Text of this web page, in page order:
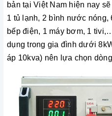
bản tại Việt Nam hiện nay
1 tủ lạnh, 2 bình nước nóng,
bếp điện, 1 máy bơm, 1
dụng trong gia đình dưới
áp 10kva) nên lựa chọn